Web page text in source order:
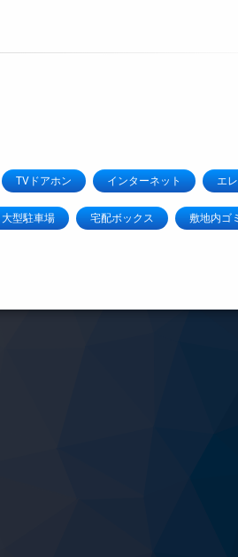
TVドアホン インターネット エ
大型駐車場 宅配ボックス 敷地内ゴ